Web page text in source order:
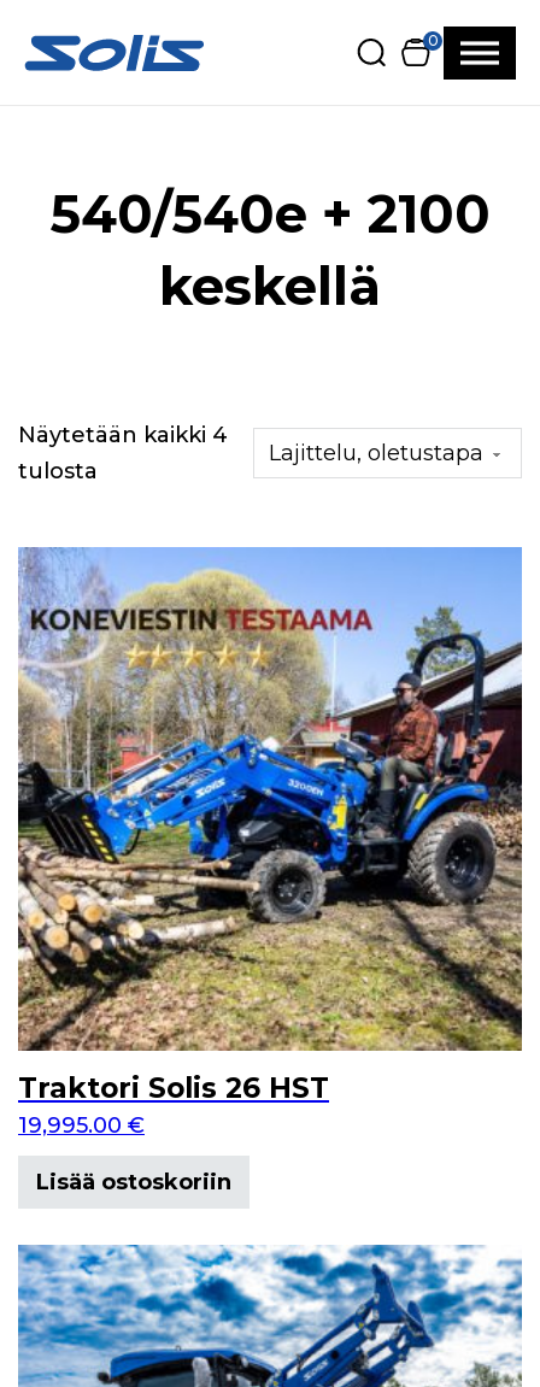
0
540/540e + 2100
keskellä
Näytetään kaikki 4
tulosta
Traktori Solis 26 HST
19,995.00 €
Lisää ostoskoriin